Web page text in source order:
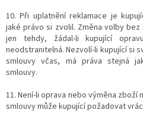
10. Při uplatnění reklamace je
jaké právo si zvolil. Změna volby
jen tehdy, žádal-li kupující
neodstranitelná. Nezvolí-li kupující si
smlouvy včas, má práva stejná
smlouvy.
11. Není-li oprava nebo výměna
smlouvy může kupující požadovat